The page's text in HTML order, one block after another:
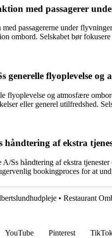
med passagerer
passagererne under
ombord. Selskabet bør
generelle flyoplevelse
flyoplevelse og atmosfære
eller generel utilfredshed.
af ekstra
Ss håndtering af ekstra
bookingproces for at
• Restaurant
YouTube Pinterest